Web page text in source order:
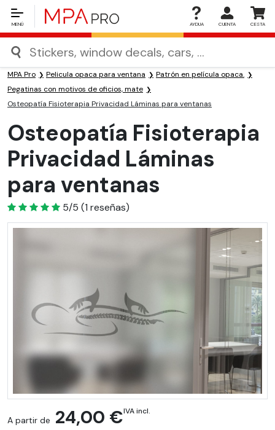
MENÚ AYDUA CUENTA CESTA
MPA Pro Pelicula opaca para ventana
Patrón en película opaca.
Pegatinas con motivos de oficios, mate
Osteopatía Fisioterapia Privacidad Láminas para ventanas
Osteopatía Fisioterapia
Privacidad Láminas
para ventanas
5
5/5 (1 reseñas)
A partir de 24,00 €IVA incl.